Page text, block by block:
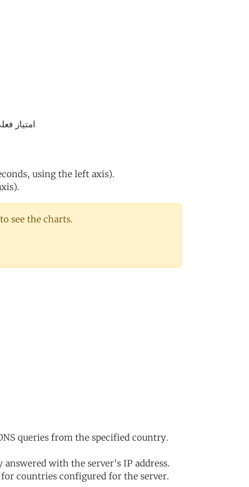
امتیاز فعلی: 1% (فقط سرور هایی که امتیاز بالای 2 درصد را دارند، در
using the left axis).
see the charts.
queries from the specified country.
with the server's IP address.
countries configured for the server.